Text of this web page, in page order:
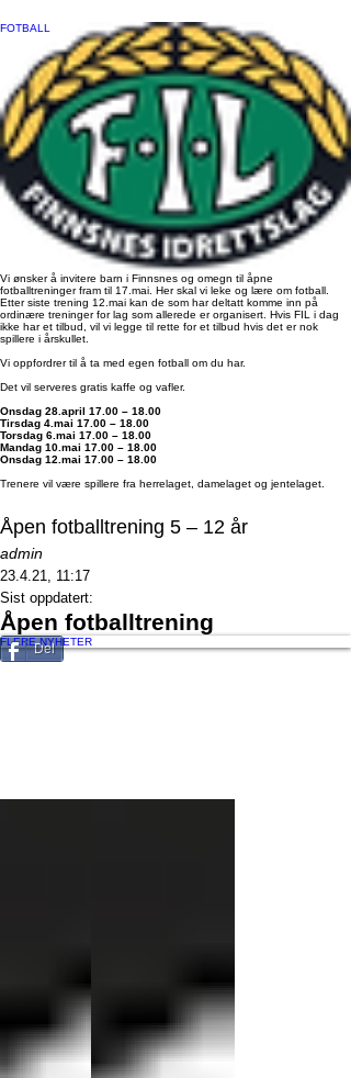
FOTBALL
Vi ønsker å invitere barn i Finnsnes og omegn til åpne
fotballtreninger fram til 17.mai. Her skal vi leke og lære om fotball.
Etter siste trening 12.mai kan de som har deltatt komme inn på
ordinære treninger for lag som allerede er organisert. Hvis FIL i dag
ikke har et tilbud, vil vi legge til rette for et tilbud hvis det er nok
spillere i årskullet.
Vi oppfordrer til å ta med egen fotball om du har.
Det vil serveres gratis kaffe og vafler.
Onsdag 28.april 17.00 – 18.00
Tirsdag 4.mai 17.00 – 18.00
Torsdag 6.mai 17.00 – 18.00
Mandag 10.mai 17.00 – 18.00
Onsdag 12.mai 17.00 – 18.00
Trenere vil være spillere fra herrelaget, damelaget og jentelaget.
Åpen fotballtrening 5 – 12 år
admin
23.4.21, 11:17
Sist oppdatert:
Åpen fotballtrening
FLERE NYHETER
Del